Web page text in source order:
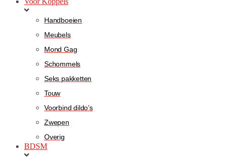
Handboeien
Meubels
Mond Gag
Schommels
Seks pakketten
Touw
Voorbind dildo’s
Zwepen
Overig
BDSM